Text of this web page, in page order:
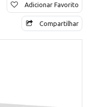
Adicionar Favorito
Compartilhar